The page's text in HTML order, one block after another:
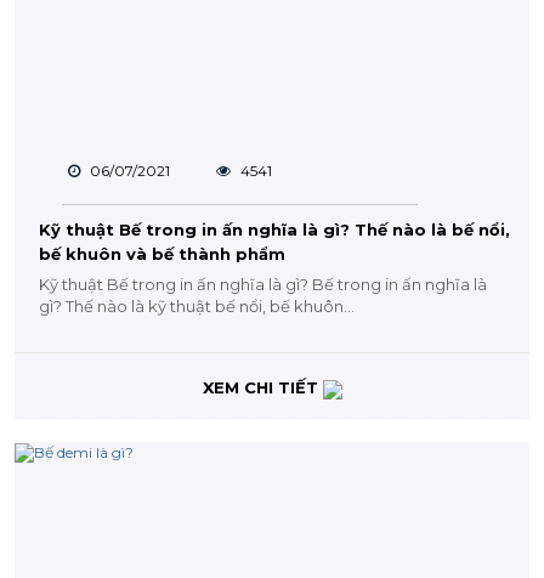
06/07/2021 4541
Kỹ thuật Bế trong in ấn nghĩa là gì? Thế nào là bế nổi,
bế khuôn và bế thành phẩm
Kỹ thuật Bế trong in ấn nghĩa là gì? Bế trong in ấn nghĩa là
gì? Thế nào là kỹ thuật bế nổi, bế khuôn...
XEM CHI TIẾT